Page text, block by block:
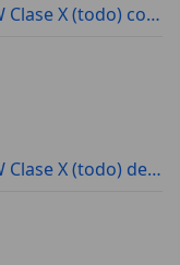
BMW Clase X (todo) coupé
BMW Clase X (todo) demostración